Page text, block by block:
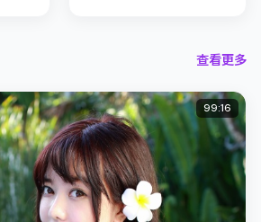
查看更多
99:16